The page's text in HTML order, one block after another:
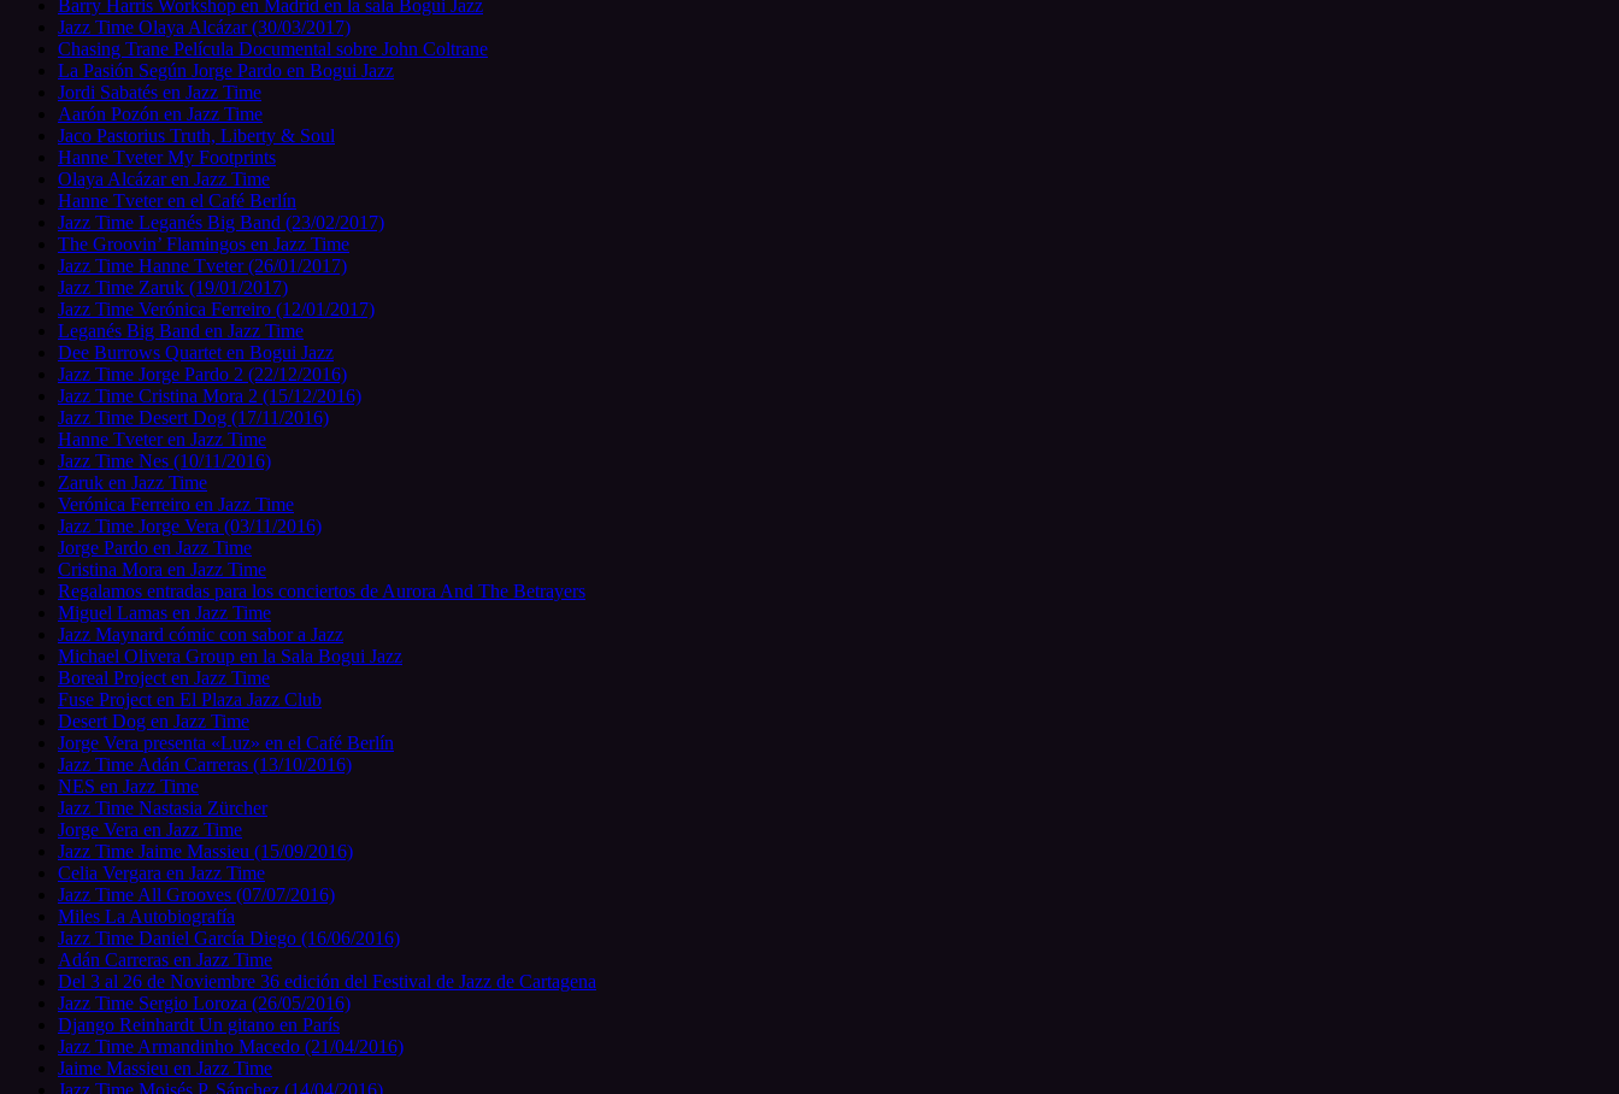
Barry Harris Workshop en Madrid en la sala Bogui Jazz
Jazz Time Olaya Alcázar (30/03/2017)
Chasing Trane Película Documental sobre John Coltrane
La Pasión Según Jorge Pardo en Bogui Jazz
Jordi Sabatés en Jazz Time
Aarón Pozón en Jazz Time
Jaco Pastorius Truth, Liberty & Soul
Hanne Tveter My Footprints
Olaya Alcázar en Jazz Time
Hanne Tveter en el Café Berlín
Jazz Time Leganés Big Band (23/02/2017)
The Groovin’ Flamingos en Jazz Time
Jazz Time Hanne Tveter (26/01/2017)
Jazz Time Zaruk (19/01/2017)
Jazz Time Verónica Ferreiro (12/01/2017)
Leganés Big Band en Jazz Time
Dee Burrows Quartet en Bogui Jazz
Jazz Time Jorge Pardo 2 (22/12/2016)
Jazz Time Cristina Mora 2 (15/12/2016)
Jazz Time Desert Dog (17/11/2016)
Hanne Tveter en Jazz Time
Jazz Time Nes (10/11/2016)
Zaruk en Jazz Time
Verónica Ferreiro en Jazz Time
Jazz Time Jorge Vera (03/11/2016)
Jorge Pardo en Jazz Time
Cristina Mora en Jazz Time
Regalamos entradas para los conciertos de Aurora And The Betrayers
Miguel Lamas en Jazz Time
Jazz Maynard cómic con sabor a Jazz
Michael Olivera Group en la Sala Bogui Jazz
Boreal Project en Jazz Time
Fuse Project en El Plaza Jazz Club
Desert Dog en Jazz Time
Jorge Vera presenta «Luz» en el Café Berlín
Jazz Time Adán Carreras (13/10/2016)
NES en Jazz Time
Jazz Time Nastasia Zürcher
Jorge Vera en Jazz Time
Jazz Time Jaime Massieu (15/09/2016)
Celia Vergara en Jazz Time
Jazz Time All Grooves (07/07/2016)
Miles La Autobiografía
Jazz Time Daniel García Diego (16/06/2016)
Adán Carreras en Jazz Time
Del 3 al 26 de Noviembre 36 edición del Festival de Jazz de Cartagena
Jazz Time Sergio Loroza (26/05/2016)
Django Reinhardt Un gitano en París
Jazz Time Armandinho Macedo (21/04/2016)
Jaime Massieu en Jazz Time
Jazz Time Moisés P. Sánchez (14/04/2016)